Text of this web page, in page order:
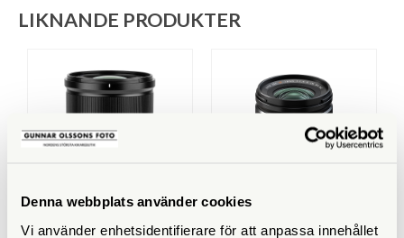
Denna webbplats använder cookies
Vi använder enhetsidentifierare för att anpassa innehållet
LIKNANDE PRODUKTER
Viltrox Fujifilm